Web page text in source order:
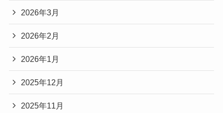
2026年3月
2026年2月
2026年1月
2025年12月
2025年11月